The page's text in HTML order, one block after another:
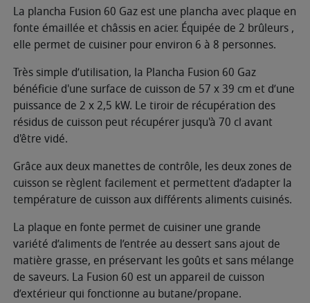
La plancha Fusion 60 Gaz est une plancha avec plaque en
fonte émaillée et châssis en acier. Équipée de 2 brûleurs ,
elle permet de cuisiner pour environ 6 à 8 personnes.
Très simple d’utilisation, la Plancha Fusion 60 Gaz
bénéficie d'une surface de cuisson de 57 x 39 cm et d’une
puissance de 2 x 2,5 kW. Le tiroir de récupération des
résidus de cuisson peut récupérer jusqu'à 70 cl avant
d'être vidé.
Grâce aux deux manettes de contrôle, les deux zones de
cuisson se règlent facilement et permettent d’adapter la
température de cuisson aux différents aliments cuisinés.
La plaque en fonte permet de cuisiner une grande
variété d’aliments de l’entrée au dessert sans ajout de
matière grasse, en préservant les goûts et sans mélange
de saveurs. La Fusion 60 est un appareil de cuisson
d’extérieur qui fonctionne au butane/propane.